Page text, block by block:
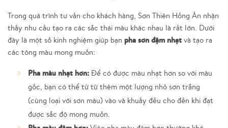
Trong quá trình tư vấn cho khách hàng, Sơn Thiên Hồng Ân nhận
thấy nhu cầu tạo ra các sắc thái màu khác nhau là rất lớn. Dưới
đây là một số kinh nghiệm giúp bạn pha sơn đậm nhạt và tạo ra
các tông màu mong muốn:
Pha màu nhạt hơn: Để có được màu nhạt hơn so với màu
gốc, bạn có thể từ từ thêm một lượng nhỏ sơn trắng
(cùng loại với sơn màu) vào và khuấy đều cho đến khi đạt
được sắc độ mong muốn.